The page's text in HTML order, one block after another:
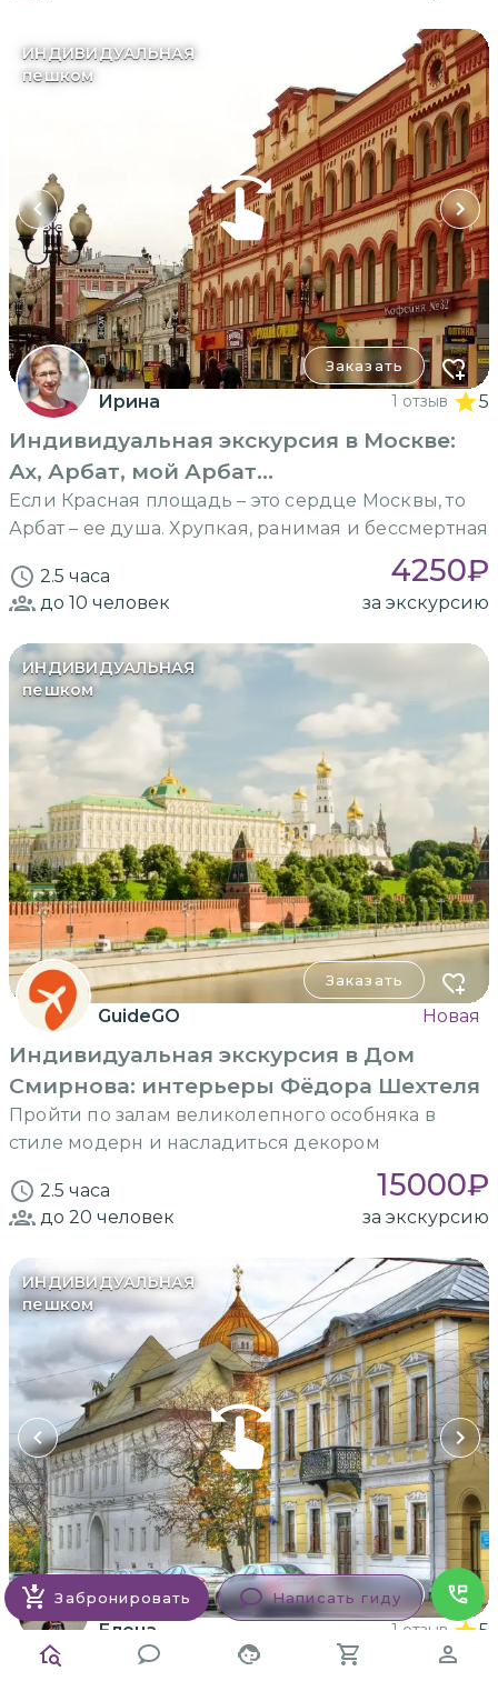
ИНДИВИДУАЛЬНАЯ
пешком
Заказать
Ирина 1 отзыв 5
Индивидуальная экскурсия в Москве:
Ах, Арбат, мой Арбат...
Если Красная площадь – это сердце Москвы, то
Арбат – ее душа. Хрупкая, ранимая и бессмертная
2.5 часа 4250₽
до 10 человек за экскурсию
ИНДИВИДУАЛЬНАЯ
пешком
Заказать
GuideGO Новая
Индивидуальная экскурсия в Дом
Смирнова: интерьеры Фёдора Шехтеля
Пройти по залам великолепного особняка в
стиле модерн и насладиться декором
2.5 часа 15000₽
до 20 человек за экскурсию
ИНДИВИДУАЛЬНАЯ
пешком
Заказать
Елена 1 отзыв 5
Пешеходная обзорная экскурсия по
Забронировать Написать гиду